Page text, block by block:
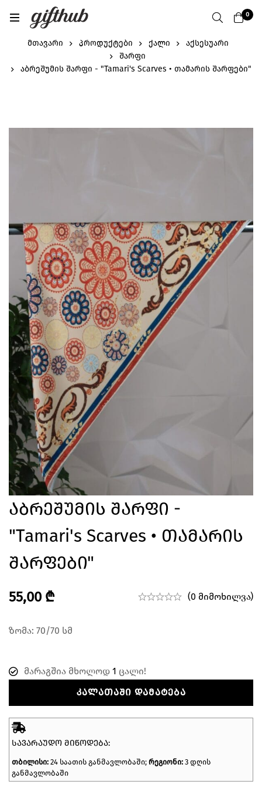
0
მთავარი პროდუქტები ქალი
აქსესუარი
შარფი
აბრეშუმის შარფი - "Tamari's Scarves • თამარის შარფები"
Აბრეშუმის Შარფი -
"Tamari's Scarves • Თამარის
Შარფები"
55,00 ₾ (0 მიმოხილვა)
ზომა: 70/70 სმ
მარაგშია მხოლოდ 1 ცალი!
ᲙᲐᲚᲐᲗᲐᲨᲘ ᲓᲐᲛᲐᲢᲔᲑᲐ
ᲡᲐᲕᲐᲠᲐᲣᲓᲝ ᲛᲘᲬᲝᲓᲔᲑᲐ:
თბილისი: 24 საათის განმავლობაში; რეგიონი: 3 დღის
განმავლობაში